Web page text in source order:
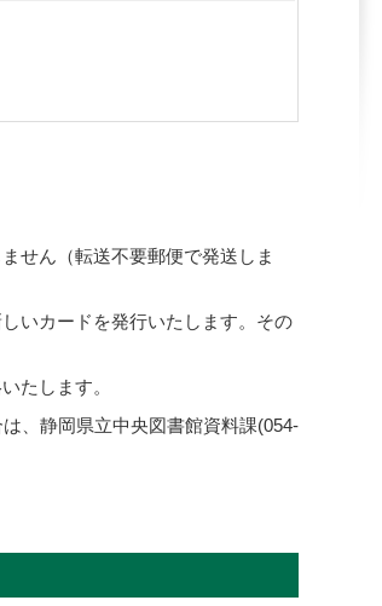
せん（転送不要郵便で発送しま
いカードを発行いたします。その
たします。
、静岡県立中央図書館資料課(054-